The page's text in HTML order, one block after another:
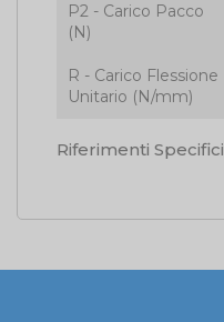
P2 - Carico Pacco
(N)
R - Carico Flessione
Unitario (N/mm)
Riferimenti Specifici